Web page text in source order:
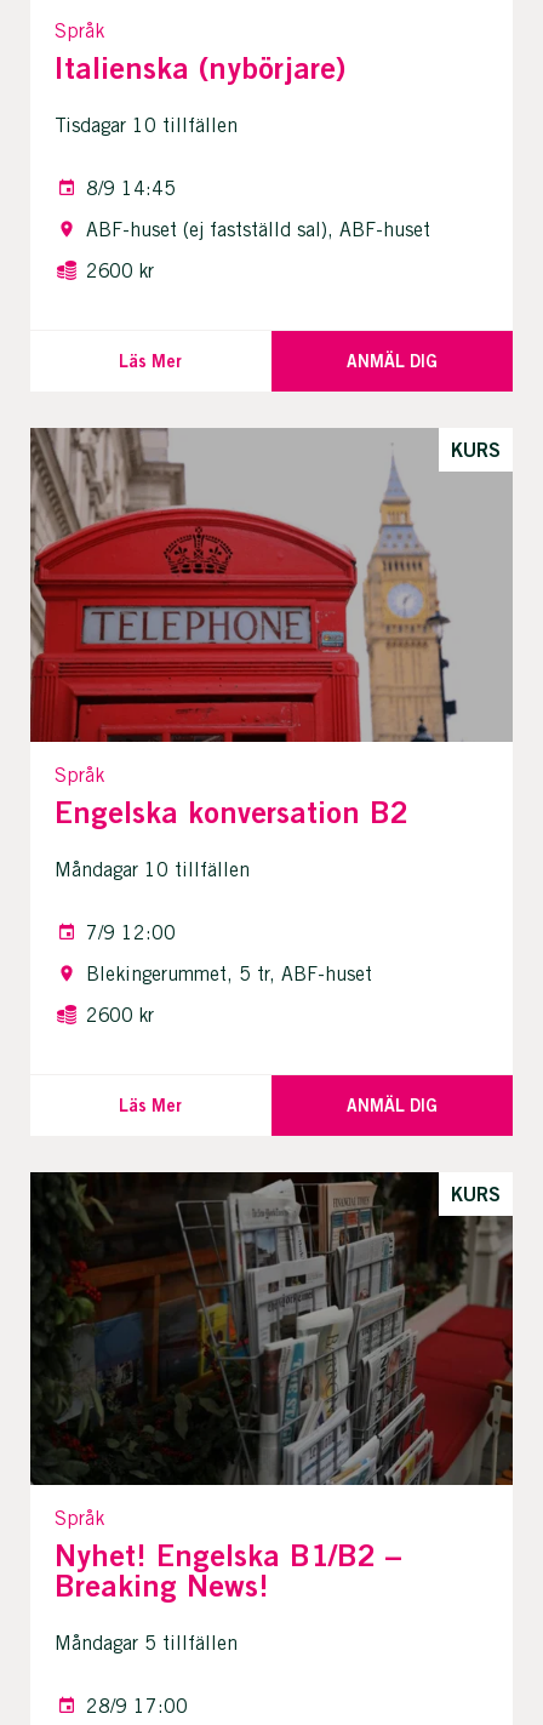
Språk
Italienska (nybörjare)
Tisdagar 10 tillfällen
8/9 14:45
ABF-huset (ej fastställd sal), ABF-huset
2600 kr
Läs Mer ANMÄL DIG
KURS
Språk
Engelska konversation B2
Måndagar 10 tillfällen
7/9 12:00
Blekingerummet, 5 tr, ABF-huset
2600 kr
Läs Mer ANMÄL DIG
KURS
Språk
Nyhet! Engelska B1/B2 –
Breaking News!
Måndagar 5 tillfällen
28/9 17:00